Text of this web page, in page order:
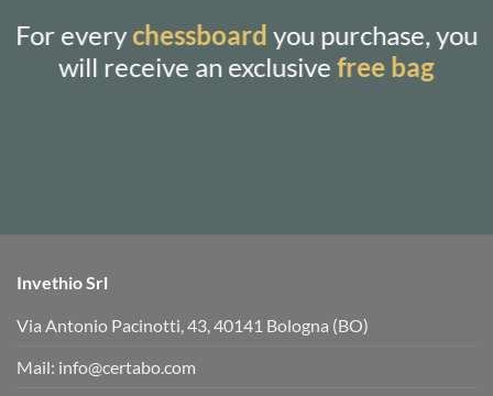
For everychessboard you purchase, you
will receive an exclusivefree bag
Invethio Srl
Via Antonio Pacinotti, 43, 40141 Bologna (BO)
Mail: info@certabo.com